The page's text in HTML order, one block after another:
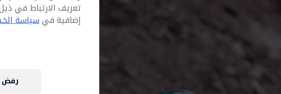
تعريف الارتباط في
إضافية فيسياسة
رفض